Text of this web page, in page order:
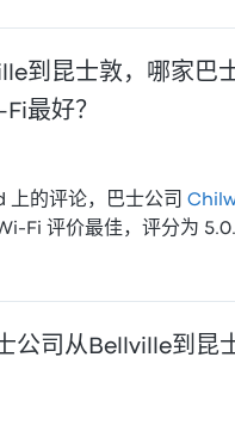
到昆士敦，哪家巴
最好？
上的评论，巴士公司
评价最佳，评分为 5.0.
公司从Bellville到昆